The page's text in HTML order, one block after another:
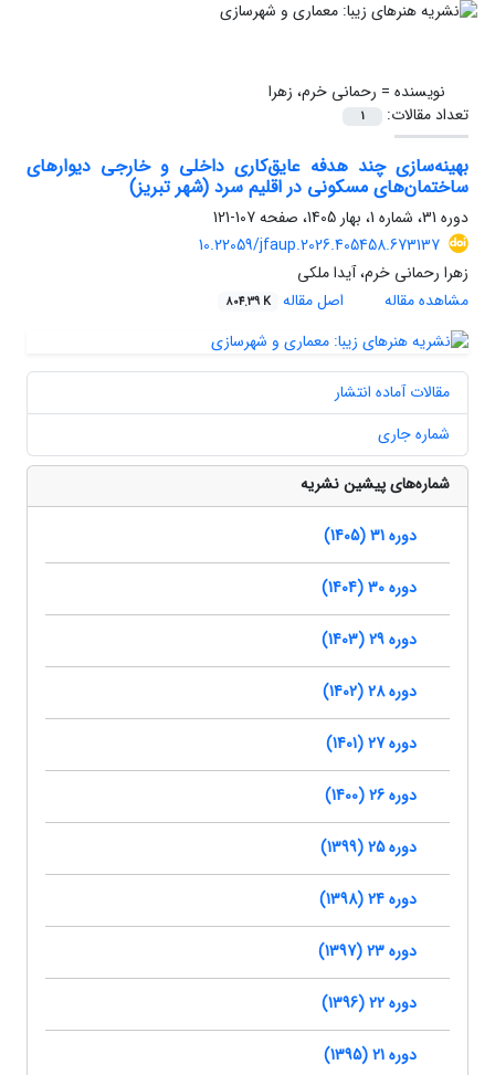
نویسنده = رحمانی خرم، زهرا
تعداد مقالات:
1
بهینه‌سازی چند هدفه عایق‌کاری داخلی و خارجی دیوارهای
ساختمان‌های مسکونی در اقلیم سرد (شهر تبریز)
دوره 31، شماره 1، بهار 1405، صفحه
107-121
10.22059/jfaup.2026.405458.673137
زهرا رحمانی خرم، آیدا ملکی
مشاهده مقاله
اصل مقاله 804.39 K
مقالات آماده انتشار
شماره جاری
شماره‌های پیشین نشریه
دوره 31 (1405)
دوره 30 (1404)
دوره 29 (1403)
دوره 28 (1402)
دوره 27 (1401)
دوره 26 (1400)
دوره 25 (1399)
دوره 24 (1398)
دوره 23 (1397)
دوره 22 (1396)
دوره 21 (1395)